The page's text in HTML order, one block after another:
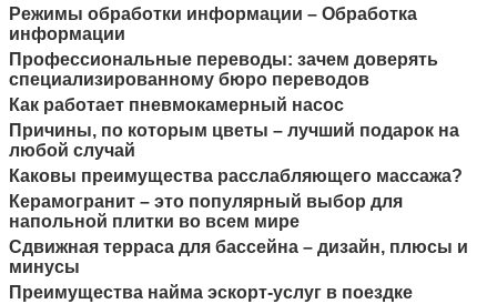
Режимы обработки информации – Обработка
информации
Профессиональные переводы: зачем доверять
специализированному бюро переводов
Как работает пневмокамерный насос
Причины, по которым цветы – лучший подарок на
любой случай
Каковы преимущества расслабляющего массажа?
Керамогранит – это популярный выбор для
напольной плитки во всем мире
Cдвижная терраса для бассейна – дизайн, плюсы и
минусы
Преимущества найма эскорт-услуг в поездке